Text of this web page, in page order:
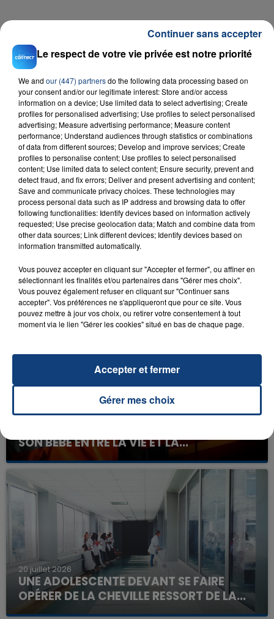
Beautiful Liar
BEYONCE & SHAKIRA
RADIO CONTACT
FIL D'ACTU
23 juillet 2026
SON BÉBÉ ENTRE LA VIE ET LA...
Un homme s'est immolé par le feu après avoir
aspergé sa compagne et leur bébé de trois mois
d'un liquide inflammable.
20 juillet 2026
UNE ADOLESCENTE DEVANT SE FAIRE
OPÉRER DE LA CHEVILLE RESSORT DE LA...
La famille a porté plainte contre la clinique qui a
Le respect de votre vie privée est notre priorité
We and our (447) partnersdo the following data processing based on
your consent and/or our legitimate interest: Store and/or access
information on a device; Use limited data to select advertising; Create
profiles for personalised advertising; Use profiles to select personalised
advertising; Measure advertising performance; Measure content
performance; Understand audiences through statistics or combinations
of data from different sources; Develop and improve services; Create
profiles to personalise content; Use profiles to select personalised
content; Use limited data to select content; Ensure security, prevent and
detect fraud, and fix errors; Deliver and present advertising and content;
Save and communicate privacy choices. These technologies may
process personal data such as IP address and browsing data to offer
following functionalities: Identify devices based on information actively
requested; Use precise geolocation data; Match and combine data from
other data sources; Link different devices; Identify devices based on
information transmitted automatically.
Vous pouvez accepter en cliquant sur "Accepter et fermer", ou affiner en
sélectionnant les finalités et/ou partenaires dans "Gérer mes choix".
Vous pouvez également refuser en cliquant sur "Continuer sans
accepter". Vos préférences ne s'appliqueront que pour ce site. Vous
pouvez mettre à jour vos choix, ou retirer votre consentement à tout
moment via le lien "Gérer les cookies" situé en bas de chaque page.
Gérer mes choix
Accepter et fermer
Continuer sans accepter